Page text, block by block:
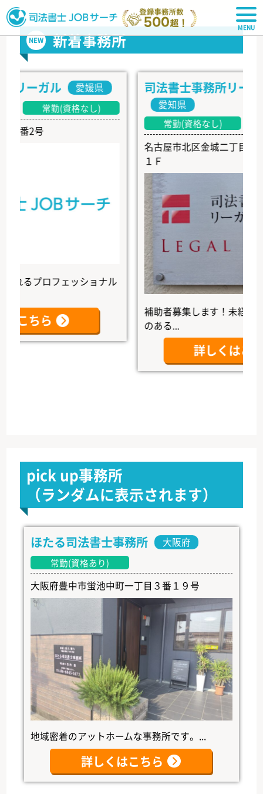
司法書士JOBサーチ
NEW 新着事務所
ガル 愛媛県
常勤(資格なし)
プロフェッショナル
ら
司法書士事務所リーガル
愛知県
常勤(資格なし)
名古屋市北区金城二丁目４番４
補助者募集します！未経験者大
のある...
詳しくはこちら
pick up事務所
（ランダムに表示されます）
ほたる司法書士事務所 大阪府
常勤(資格あり)
大阪府豊中市蛍池中町一丁目３番１９号
地域密着のアットホームな事務所です。...
詳しくはこちら